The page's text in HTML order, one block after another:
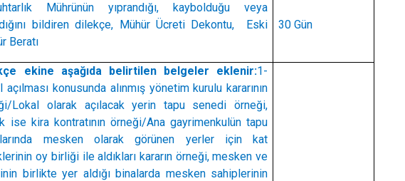
Mührünün yıprandığı, kaybolduğu veya
bildiren dilekçe, Mühür Ücreti Dekontu,
Eski
Beratı
30 Gün
ekine aşağıda belirtilen belgeler eklenir:1-
açılması konusunda alınmış yönetim kurulu kararının
Lokal olarak açılacak yerin tapu senedi örneği,
ise kira kontratının örneği/Ana gayrimenkulün tapu
mesken olarak görünen yerler için kat
oy birliği ile aldıkları kararın örneği, mesken ve
birlikte yer aldığı binalarda mesken sahiplerinin